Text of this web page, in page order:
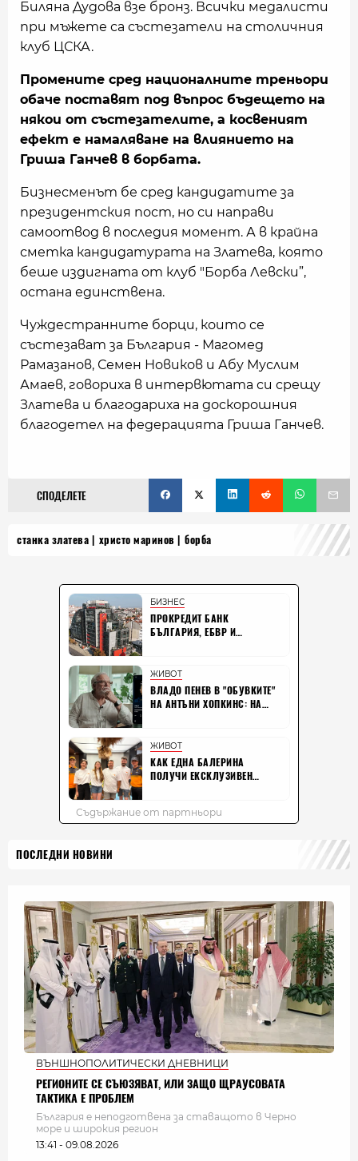
Биляна Дудова взе бронз. Всички медалисти
при мъжете са състезатели на столичния
клуб ЦСКА.
Промените сред националните треньори
обаче поставят под въпрос бъдещето на
някои от състезателите, а косвеният
ефект е намаляване на влиянието на
Гриша Ганчев в борбата.
Бизнесменът бе сред кандидатите за
президентския пост, но си направи
самоотвод в последия момент. А в крайна
сметка кандидатурата на Златева, която
беше издигната от клуб "Борба Левски”,
остана единствена.
Чуждестранните борци, които се
състезават за България - Магомед
Рамазанов, Семен Новиков и Абу Муслим
Амаев, говориха в интервютата си срещу
Златева и благодариха на доскорошния
благодетел на федерацията Гриша Ганчев.
СПОДЕЛЕТЕ
станка златева христо маринов борба
ПОСЛЕДНИ НОВИНИ
ВЪНШНОПОЛИТИЧЕСКИ ДНЕВНИЦИ
РЕГИОНИТЕ СЕ СЪЮЗЯВАТ, ИЛИ ЗАЩО ЩРАУСОВАТА
ТАКТИКА Е ПРОБЛЕМ
България e неподготвена за ставащото в Черно
море и широкия регион
13:41 - 09.08.2026